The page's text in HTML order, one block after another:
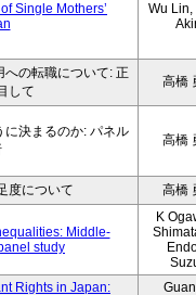
Single Mothers’
Wu Lin,
の転職について: 正
して
高橋
決まるのか: パネル
高橋
度について 高橋
Middle-
study
K
Rights in Japan: